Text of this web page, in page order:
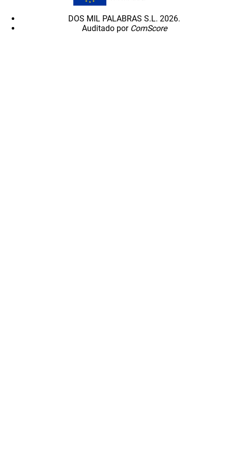
DOS MIL PALABRAS S.L. 2026.
Auditado por ComScore